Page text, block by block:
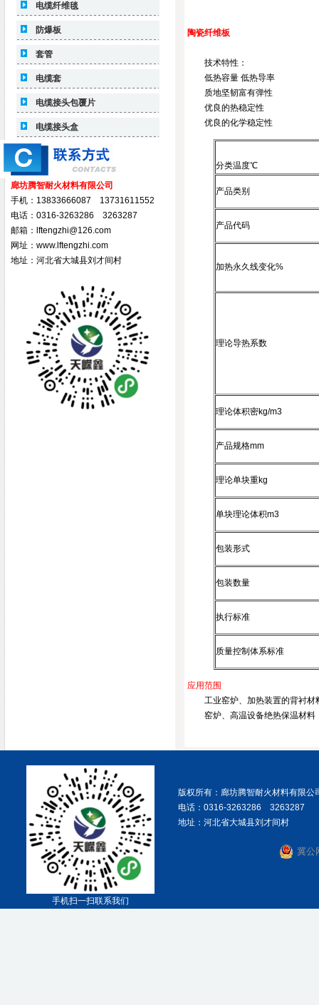
电缆纤维毯
防爆板
套管
电缆套
电缆接头包覆片
电缆接头盒
廊坊腾智耐火材料有限公司
手机：13833666087 13731611552
电话：0316-3263286 3263287
邮箱：lftengzhi@126.com
网址：www.lftengzhi.com
地址：河北省大城县刘才间村
陶瓷纤维板
技术特性：
低热容量 低热导率
质地坚韧富有弹性
优良的热稳定性
优良的化学稳定性
分类温度℃
产品类别
产品代码
加热永久线变化%
理论导热系数
理论体积密kg/m3
产品规格mm
理论单块重kg
单块理论体积m3
包装形式
包装数量
执行标准
质量控制体系标准
应用范围
工业窑炉、加热装置的背衬材
窑炉、高温设备绝热保温材料
手机扫一扫联系我们
版权所有：廊坊腾智耐火材料有限公
电话：0316-3263286 3263287
地址：河北省大城县刘才间村
冀公